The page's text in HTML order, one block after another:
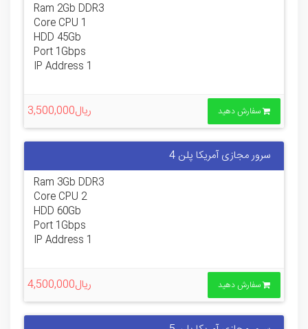
Ram 2Gb DDR3
1 Core CPU
HDD 45Gb
Port 1Gbps
1 IP Address
ریال3,500,000 سفارش دهید
سرور مجازی آمریکا پلن 4
Ram 3Gb DDR3
2 Core CPU
HDD 60Gb
Port 1Gbps
1 IP Address
ریال4,500,000 سفارش دهید